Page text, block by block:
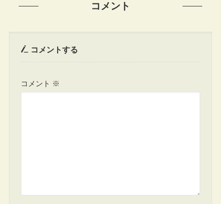
コメント
コメントする
コメント ※